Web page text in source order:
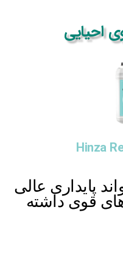
احیایی
Hinza
پایداری عالی
قوی داشته